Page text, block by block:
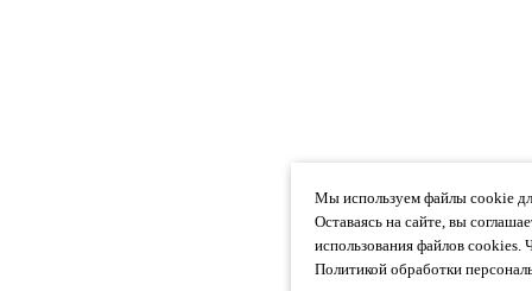
Мы используем файлы cookie
Оставаясь на сайте, вы
использования файлов cookies.
Политикой обработки